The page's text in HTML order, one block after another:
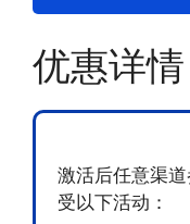
优惠详情
激活后任意渠
受以下活动：